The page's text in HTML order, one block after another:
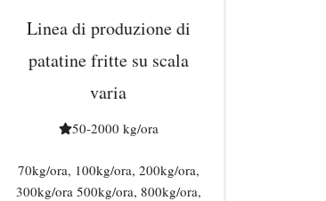
Linea di produzione di
patatine fritte su scala
varia
50-2000 kg/ora
70kg/ora, 100kg/ora, 200kg/ora,
300kg/ora 500kg/ora, 800kg/ora,